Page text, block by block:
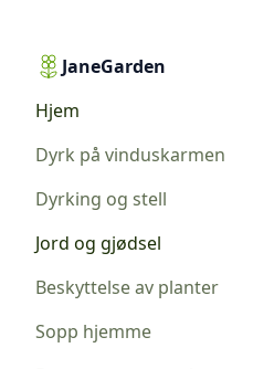
JaneGarden
Hjem
Dyrk på vinduskarmen
Dyrking og stell
Jord og gjødsel
Beskyttelse av planter
Sopp hjemme